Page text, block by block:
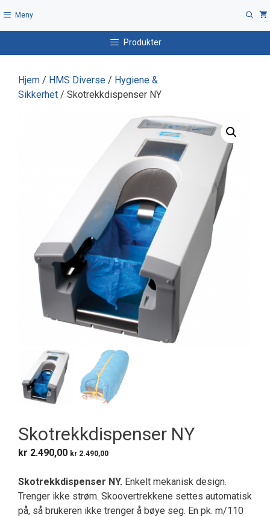
til
Meny
Produkter
Hjem / HMS Diverse / Hygiene &
Sikkerhet / Skotrekkdispenser NY
Skotrekkdispenser NY
kr 2.490,00 kr 2.490,00
Skotrekkdispenser NY. Enkelt mekanisk design.
Trenger ikke strøm. Skoovertrekkene settes automatisk
på, så brukeren ikke trenger å bøye seg. En pk. m/110